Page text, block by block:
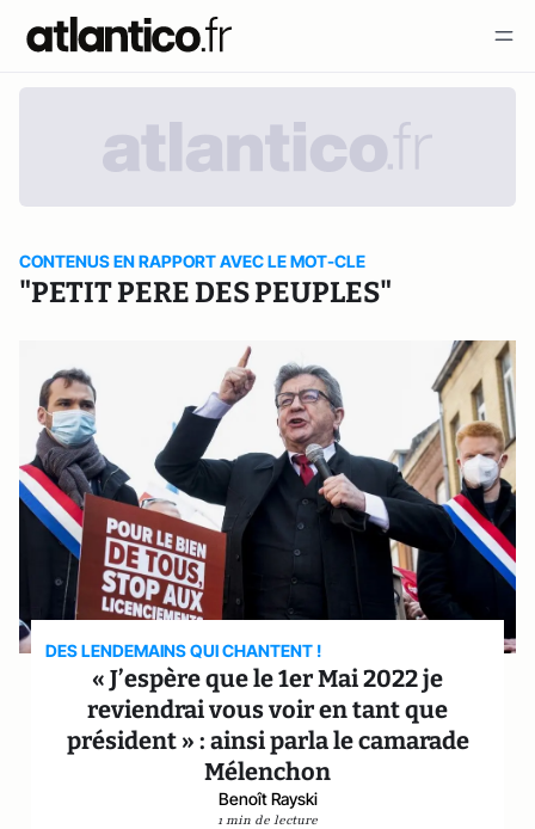
CONTENUS EN RAPPORT AVEC LE MOT-CLE
"PETIT PERE DES PEUPLES"
DES LENDEMAINS QUI CHANTENT !
« J’espère que le 1er Mai 2022 je
reviendrai vous voir en tant que
président » : ainsi parla le camarade
Mélenchon
Benoît Rayski
1 min de lecture